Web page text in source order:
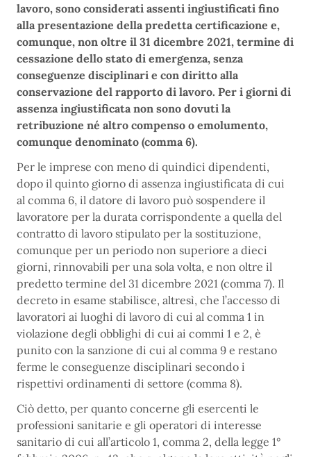
lavoro, sono considerati assenti ingiustificati fino
alla presentazione della predetta certificazione e,
comunque, non oltre il 31 dicembre 2021, termine di
cessazione dello stato di emergenza, senza
conseguenze disciplinari e con diritto alla
conservazione del rapporto di lavoro. Per i giorni di
assenza ingiustificata non sono dovuti la
retribuzione né altro compenso o emolumento,
comunque denominato (comma 6).
Per le imprese con meno di quindici dipendenti,
dopo il quinto giorno di assenza ingiustificata di cui
al comma 6, il datore di lavoro può sospendere il
lavoratore per la durata corrispondente a quella del
contratto di lavoro stipulato per la sostituzione,
comunque per un periodo non superiore a dieci
giorni, rinnovabili per una sola volta, e non oltre il
predetto termine del 31 dicembre 2021 (comma 7). Il
decreto in esame stabilisce, altresì, che l’accesso di
lavoratori ai luoghi di lavoro di cui al comma 1 in
violazione degli obblighi di cui ai commi 1 e 2, è
punito con la sanzione di cui al comma 9 e restano
ferme le conseguenze disciplinari secondo i
rispettivi ordinamenti di settore (comma 8).
Ciò detto, per quanto concerne gli esercenti le
professioni sanitarie e gli operatori di interesse
sanitario di cui all’articolo 1, comma 2, della legge 1°